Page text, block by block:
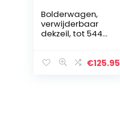
Bolderwagen,
verwijderbaar
dekzeil, tot 544
€125.95